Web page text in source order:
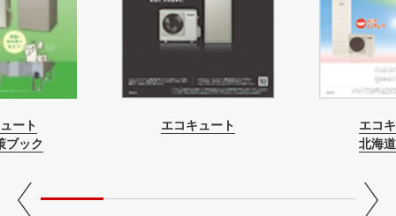
ート
ブック
エコキュート
エコ
北海